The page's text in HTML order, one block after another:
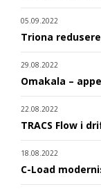
05.09.2022
Triona
29.08.2022
Omakala –
22.08.2022
TRACS Flow i
18.08.2022
C-Load